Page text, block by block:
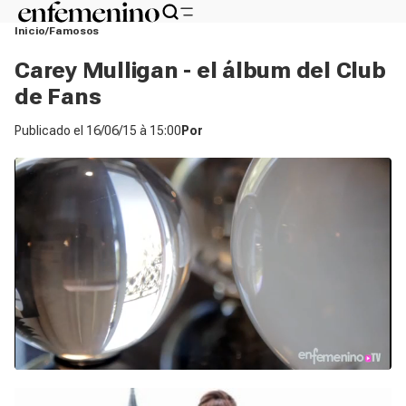
Inicio Famosos
Carey Mulligan - el álbum del Club
de Fans
Publicado el 16/06/15 à 15:00 Por